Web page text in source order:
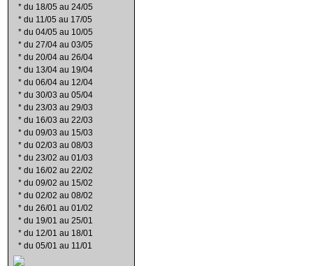
* du 18/05 au 24/05
* du 11/05 au 17/05
* du 04/05 au 10/05
* du 27/04 au 03/05
* du 20/04 au 26/04
* du 13/04 au 19/04
* du 06/04 au 12/04
* du 30/03 au 05/04
* du 23/03 au 29/03
* du 16/03 au 22/03
* du 09/03 au 15/03
* du 02/03 au 08/03
* du 23/02 au 01/03
* du 16/02 au 22/02
* du 09/02 au 15/02
* du 02/02 au 08/02
* du 26/01 au 01/02
* du 19/01 au 25/01
* du 12/01 au 18/01
* du 05/01 au 11/01